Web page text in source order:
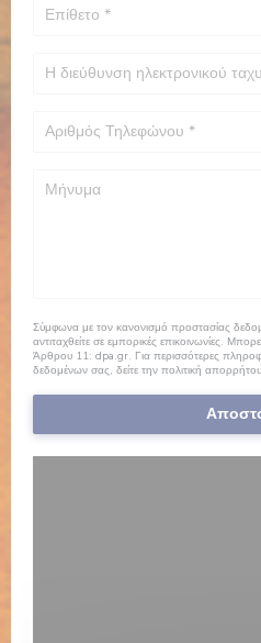
Σύμφωνα με τον κανονισμό προστασίας
αντιταχθείτε σε εμπορικές επικοινωνίες.
Άρθρου 11: dpa.gr. Για περισσότερες
δεδομένων σας, δείτε την πολιτική απορρήτου